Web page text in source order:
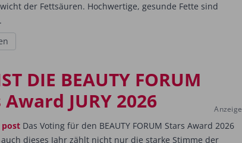
der Fettsäuren. Hochwertige, gesunde Fette sind
DIE BEAUTY FORUM
JURY 2026
Anzeige
post Das Voting für den BEAUTY FORUM Stars Award 2026
dieses Jahr zählt nicht nur die starke Stimme der